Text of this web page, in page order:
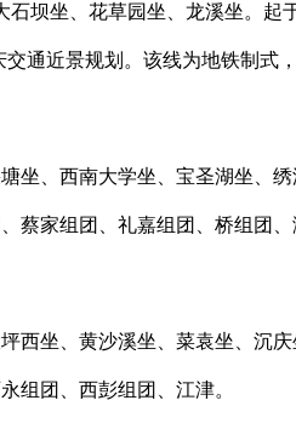
坝坐、花草园坐、龙溪坐。
通近景规划。该线为地铁制式
、西南大学坐、宝圣湖坐、绣
蔡家组团、礼嘉组团、桥组团
坐、黄沙溪坐、菜袁坐、沉
组团、西彭组团、江津。